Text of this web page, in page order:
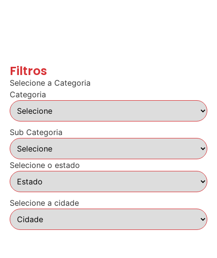
Filtros
Selecione a Categoria
Categoria
Sub Categoria
Selecione o estado
Selecione a cidade